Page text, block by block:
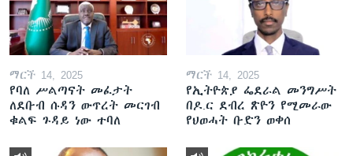
ማርች 14, 2025
የባለ ሥልጣናት መፈታት
ለደቡብ ሱዳን ውጥረት መርገብ
ቁልፍ ጉዳይ ነው ተባለ
ማርች 14, 2025
የኢትዮጵያ ፌደራል መንግሥት
በዶ.ር ደብረ ጽዮን የሚመራው
የህወሓት ቡድን ወቀሰ